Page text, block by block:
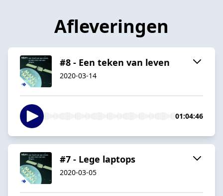
Afleveringen
#8 - Een teken van leven
2020-03-14
01:04:46
#7 - Lege laptops
2020-03-05